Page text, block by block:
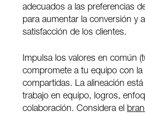
adecuados a las preferencias
para aumentar la conversión y
satisfacción de los clientes.
Impulsa los valores en común
compromete a tu equipo con la
compartidas. La alineación está
trabajo en equipo, logros,
colaboración. Considera el